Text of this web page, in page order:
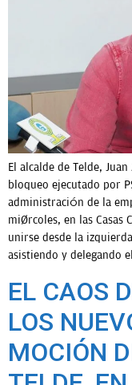
El alcalde de Telde,
bloqueo ejecutado por
administración de la
miércoles, en las Casas
unirse desde la
asistiendo y delegando
EL CAOS
LOS
MOCIÓN